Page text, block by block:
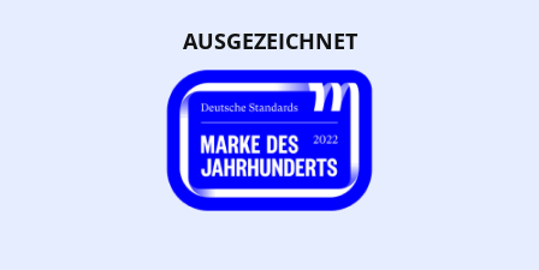
AUSGEZEICHNET